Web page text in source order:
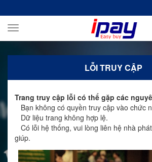
Toggle
LỖI TRUY CẬP
Trang truy cập lỗi có thể gặp các
Bạn không có quyền truy cập vào chức
Dữ liệu trang không hợp lệ.
Có lỗi hệ thống, vui lòng liên hệ nhà
giúp.